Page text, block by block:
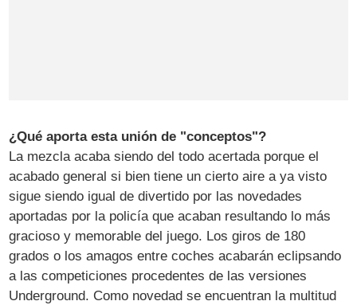
¿Qué aporta esta unión de "conceptos"?
La mezcla acaba siendo del todo acertada porque el
acabado general si bien tiene un cierto aire a ya visto
sigue siendo igual de divertido por las novedades
aportadas por la policía que acaban resultando lo más
gracioso y memorable del juego. Los giros de 180
grados o los amagos entre coches acabarán eclipsando
a las competiciones procedentes de las versiones
Underground. Como novedad se encuentran la multitud